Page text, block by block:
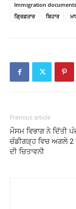
Immigration documents
ਗ੍ਰਿਫ਼ਤਾਰ
ਬਿਹਾਰ
Previous article
ਮੌਸਮ ਵਿਭਾਗ ਨੇ ਦਿੱਤੀ
ਚੰਡੀਗੜ੍ਹ ਵਿਚ ਅਗਲੇ 2
ਦੀ ਚਿਤਾਵਨੀ